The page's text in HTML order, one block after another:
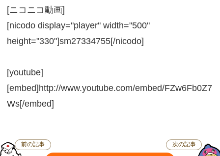
[ニコニコ動画]
[nicodo display="player" width="500"
height="330"]sm27334755[/nicodo]
[youtube]
[embed]http://www.youtube.com/embed/FZw6Fb0Z7
Ws[/embed]
前の記事 次の記事